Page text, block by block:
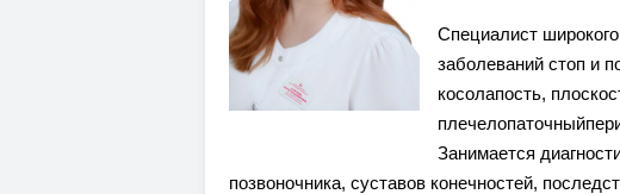
Специалист
заболеваний стоп и
косолапость,
Занимается
позвоночника, суставов конечностей,